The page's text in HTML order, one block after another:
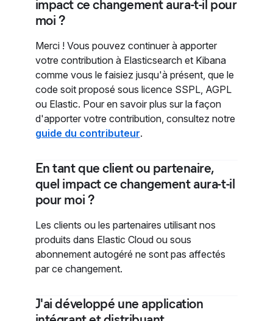
impact ce changement aura-t-il pour
moi ?
Merci ! Vous pouvez continuer à apporter
votre contribution à Elasticsearch et Kibana
comme vous le faisiez jusqu'à présent, que le
code soit proposé sous licence SSPL, AGPL
ou Elastic. Pour en savoir plus sur la façon
d'apporter votre contribution, consultez notre
guide du contributeur.
En tant que client ou partenaire,
quel impact ce changement aura-t-il
pour moi ?
Les clients ou les partenaires utilisant nos
produits dans Elastic Cloud ou sous
abonnement autogéré ne sont pas affectés
par ce changement.
J'ai développé une application